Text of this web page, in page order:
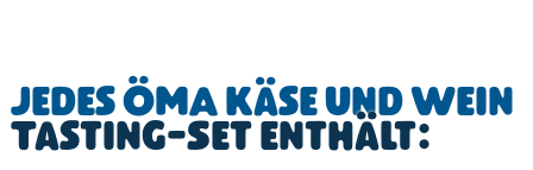
Jedes ÖMA Käse und Wein
Tasting-Set enthält: